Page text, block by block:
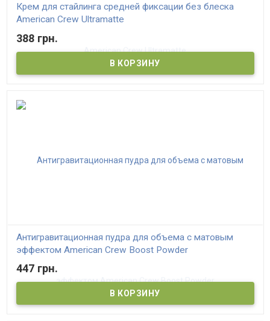
Крем для стайлинга средней фиксации без блеска
American Crew Ultramatte
388 грн.
Антигравитационная пудра для объема с матовым
эффектом American Crew Boost Powder
447 грн.